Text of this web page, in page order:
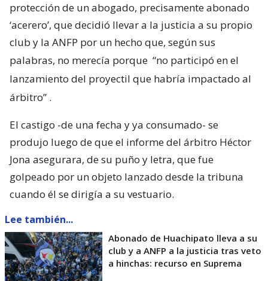
protección de un abogado, precisamente abonado
‘acerero’, que decidió llevar a la justicia a su propio
club y la ANFP por un hecho que, según sus
palabras, no merecía porque “no participó en el
lanzamiento del proyectil que habría impactado al
árbitro” .
El castigo -de una fecha y ya consumado- se
produjo luego de que el informe del árbitro Héctor
Jona asegurara, de su puño y letra, que fue
golpeado por un objeto lanzado desde la tribuna
cuando él se dirigía a su vestuario.
Lee también...
Abonado de Huachipato lleva a su
club y a ANFP a la justicia tras veto
a hinchas: recurso en Suprema